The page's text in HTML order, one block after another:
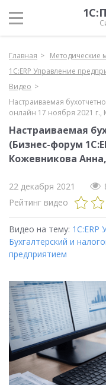
Главная
Методические
1С:ERP Управление
Видео
Настраиваемая
онлайн 17 ноября 2021 г.,
Настраиваемая
(Бизнес-форум
Кожевникова
22 декабря 2021
Рейтинг видео
Видео на тему: 1С:ERP
Бухгалтерский и
предприятием